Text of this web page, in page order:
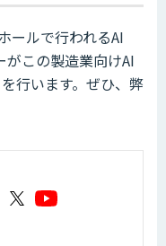
ールで行われるAI
がこの製造業向けAI
行います。ぜひ、弊